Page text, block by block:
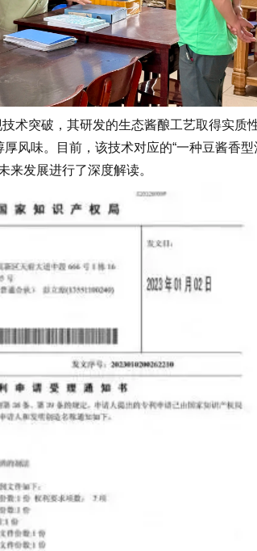
突破，其研发的生态酱酿工艺取得实质
风味。目前，该技术对应的“一种豆酱香
来发展进行了深度解读。